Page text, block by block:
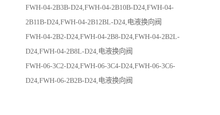
FWH-04-2B3B-D24,FWH-04-2B10B-D24,FWH-04-
2B11B-D24,FWH-04-2B12BL-D24,电液换向阀
FWH-04-2B2-D24,FWH-04-2B8-D24,FWH-04-2B2L-
D24,FWH-04-2B8L-D24,电液换向阀
FWH-06-3C2-D24,FWH-06-3C4-D24,FWH-06-3C6-
D24,FWH-06-2B2B-D24,电液换向阀